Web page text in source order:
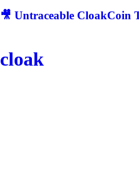
🎥 Untraceable CloakCoin
cloak